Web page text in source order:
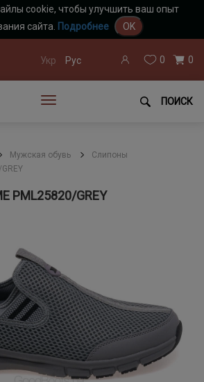
cookie, чтобы улучшить ваш опыт
сайта. Подробнее OK
Укр Рус 0 0
ПОИСК
Мужская обувь
Слипоны
PML25820/GREY